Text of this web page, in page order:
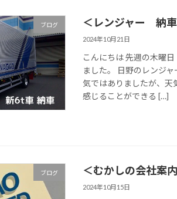
ブログ ＜レンジャー 納
2024年10月21日
こんにちは 先週の木曜
ました。 日野のレンジ
気ではありましたが、天
感じることができる […]
ブログ ＜むかしの会社案
2024年10月15日